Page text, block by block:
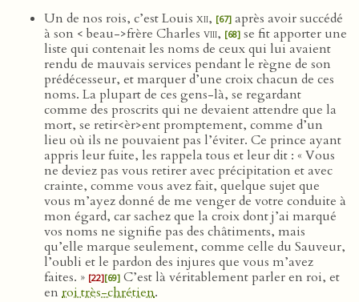
Un de nos rois, c’est Louis xii, [67] après avoir succédé
à son < beau->frère Charles viii, [68] se fit apporter une
liste qui contenait les noms de ceux qui lui avaient
rendu de mauvais services pendant le règne de son
prédécesseur, et marquer d’une croix chacun de ces
noms. La plupart de ces gens-là, se regardant
comme des proscrits qui ne devaient attendre que la
mort, se retir<èr>ent promptement, comme d’un
lieu où ils ne pouvaient pas l’éviter. Ce prince ayant
appris leur fuite, les rappela tous et leur dit : « Vous
ne deviez pas vous retirer avec précipitation et avec
crainte, comme vous avez fait, quelque sujet que
vous m’ayez donné de me venger de votre conduite à
mon égard, car sachez que la croix dont j’ai marqué
vos noms ne signifie pas des châtiments, mais
qu’elle marque seulement, comme celle du Sauveur,
l’oubli et le pardon des injures que vous m’avez
faites. » [22][69] C’est là véritablement parler en roi, et
en roi très-chrétien.